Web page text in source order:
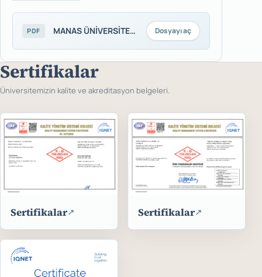
PDF MANAS ÜNİVERSİTESİ 2026-2.GÖZETİM TETKİK PLANI.pdf Dosyayı aç
Sertifikalar
Üniversitemizin kalite ve akreditasyon belgeleri.
Sertifikalar↗ Sertifikalar↗